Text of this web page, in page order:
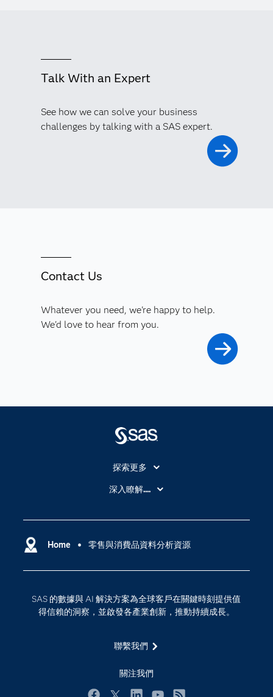
Talk With an Expert
See how we can solve your business
challenges by talking with a SAS expert.
Contact Us
Whatever you need, we're happy to help.
We'd love to hear from you.
Home 零售與消費品資料分析資源
SAS 的數據與 AI 解決方案為全球客戶在關鍵時刻提供值
得信賴的洞察，並啟發各產業創新，推動持續成長。
聯繫我們
關注我們
探索更多
About SAS
SAS Viya
Why SAS？
探索工作機會
最新消息
深入瞭解....
數位轉型
雲端計算